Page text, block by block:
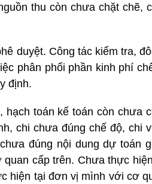
thu còn chưa chặt chẽ,
duyệt. Công tác kiểm tra,
phân phối phần kinh phí
định.
hạch toán kế toán còn chưa
chi chưa đúng chế độ, chi
đúng nội dung dự toán
cấp trên. Chưa thực
hiện tại đơn vị mình với cơ